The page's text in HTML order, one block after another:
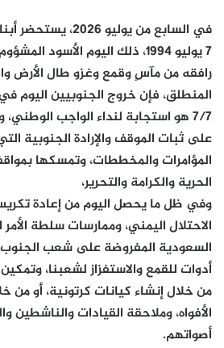
في السابع من يوليو
7 يوليو 1994، ذلك اليوم الأسود
رافقه من مآسٍ وقمع وغزو طال الأرض
المنطلق، فإن خروج الجنوبيين اليوم
7/7 هو استجابة لنداء الواجب
على ثبات الموقف والإرادة الجنوبية
المؤامرات والمخططات، وتمسكها
الحرية والكرامة والتحرير،
وفي ظل ما يحصل اليوم من إعادة
الاحتلال اليمني، وممارسات سلطة الأمر
السعودية المفروضة على شعب
أدوات للقمع والاستفزاز لشعبنا،
من خلال إنشاء كيانات كرتونية، أو من
الأفواه، وملاحقة القيادات
أصواتهم.